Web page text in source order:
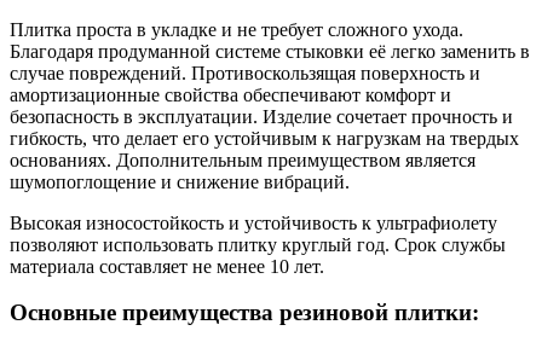
Плитка проста в укладке и не требует сложного ухода.
Благодаря продуманной системе стыковки её легко заменить в
случае повреждений. Противоскользящая поверхность и
амортизационные свойства обеспечивают комфорт и
безопасность в эксплуатации. Изделие сочетает прочность и
гибкость, что делает его устойчивым к нагрузкам на твердых
основаниях. Дополнительным преимуществом является
шумопоглощение и снижение вибраций.
Высокая износостойкость и устойчивость к ультрафиолету
позволяют использовать плитку круглый год. Срок службы
материала составляет не менее 10 лет.
Основные преимущества резиновой плитки: